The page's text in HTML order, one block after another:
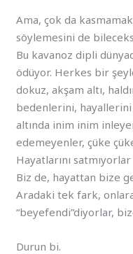
Ama, çok da
söylemesini de
Bu kavanoz dipli
ödüyor. Herkes bir
dokuz, akşam altı,
bedenlerini, hayallerini
altında inim inim
edemeyenler, çüke
Hayatlarını
Biz de, hayattan bize
Aradaki tek fark,
“beyefendi”diyorlar,
Durun bi.